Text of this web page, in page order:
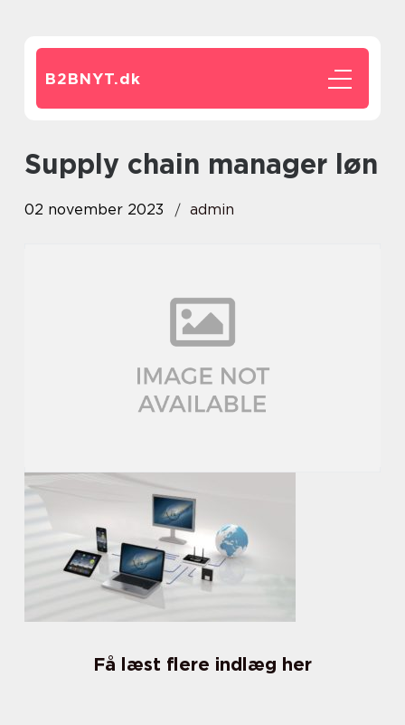
B2BNYT.dk
supply chain manager løn
02 november 2023 admin
Få læst flere indlæg her